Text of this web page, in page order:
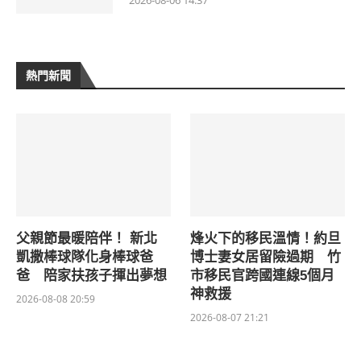
熱門新聞
父親節最暖陪伴！ 新北
凱撒棒球隊化身棒球爸
爸 陪家扶孩子揮出夢想
2026-08-08 20:59
烽火下的移民溫情！約旦
博士妻女居留險過期 竹
市移民官跨國連線5個月
神救援
2026-08-07 21:21